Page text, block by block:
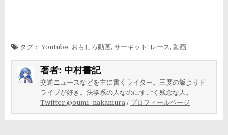
タグ：Youtube, おもしろ動画,サーキット , レース ,動画
著者: 中村書記
交通ニュースなどを主に書くライター。三度の飯よりド
ライブが好き。法学系の人なのにすごく残念な人。
Twitter:@oumi_nakamura / プロフィールページ